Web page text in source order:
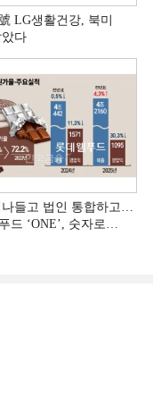
LG생활건강, 북미
다
나들고 법인 통합하고…
드 ‘ONE’, 숫자로